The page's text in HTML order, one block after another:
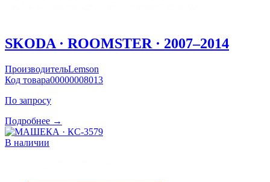
SKODA · ROOMSTER · 2007–2014
ПроизводительLemson
Код товара00000008013
По запросу
Подробнее →
В наличии